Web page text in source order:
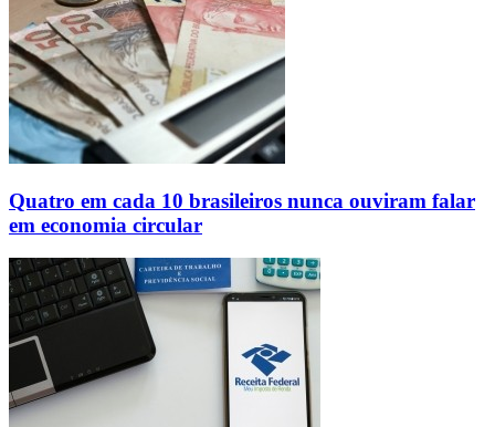
Quatro em cada 10 brasileiros nunca ouviram falar
em economia circular